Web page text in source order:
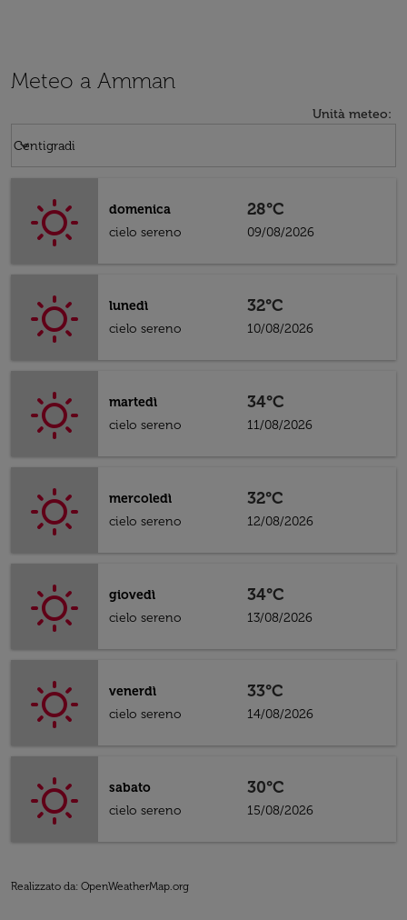
Meteo a Amman
Unità meteo:
Centigradi
keyboard_arrow_down
domenica
cielo sereno
28°C
09/08/2026
lunedì
cielo sereno
32°C
10/08/2026
martedì
cielo sereno
34°C
11/08/2026
mercoledì
cielo sereno
32°C
12/08/2026
giovedì
cielo sereno
34°C
13/08/2026
venerdì
cielo sereno
33°C
14/08/2026
sabato
cielo sereno
30°C
15/08/2026
Realizzato da: OpenWeatherMap.org